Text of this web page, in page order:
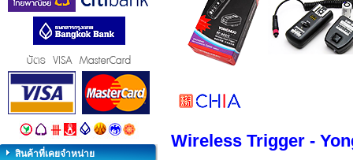
สินค้าที่เคยจำหน่าย
Wireless Trigger -